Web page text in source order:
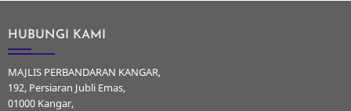
HUBUNGI KAMI
MAJLIS PERBANDARAN KANGAR,
192, Persiaran Jubli Emas,
01000 Kangar,